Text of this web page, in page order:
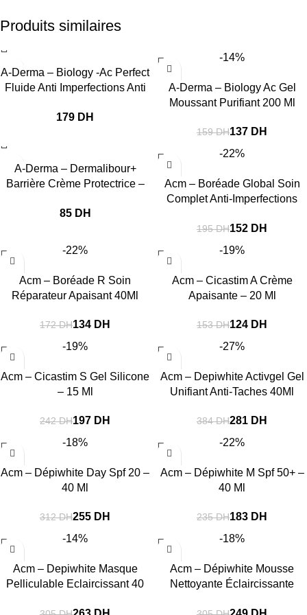
Produits similaires
A-Derma – Biology -Ac Perfect
Fluide Anti Imperfections Anti
DH
-14%
A-Derma – Biology Ac Gel
Moussant Purifiant 200 Ml
159DH137 DH
A-Derma – Dermalibour+
Barrière Crème Protectrice –
DH
-22%
Acm – Boréade Global Soin
Complet Anti-Imperfections
195DH152 DH
-22%
Acm – Boréade R Soin
Réparateur Apaisant 40Ml
172DH134 DH
-19%
Acm – Cicastim A Crème
Apaisante – 20 Ml
153DH124 DH
-19%
Acm – Cicastim S Gel Silicone
– 15 Ml
242DH197 DH
-27%
Acm – Depiwhite Activgel Gel
Unifiant Anti-Taches 40Ml
384DH281 DH
-18%
Acm – Dépiwhite Day Spf 20 –
40 Ml
312DH255 DH
-22%
Acm – Dépiwhite M Spf 50+ –
40 Ml
235DH183 DH
-14%
Acm – Depiwhite Masque
Pelliculable Eclaircissant 40
-18%
Acm – Dépiwhite Mousse
Nettoyante Éclaircissante